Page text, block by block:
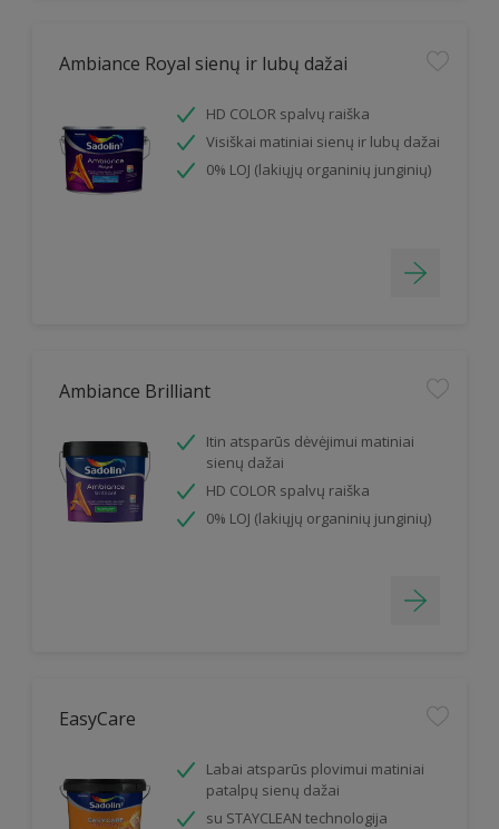
Ambiance Royal sienų ir lubų dažai
HD COLOR spalvų raiška
Visiškai matiniai sienų ir lubų dažai
0% LOJ (lakiųjų organinių junginių)
Ambiance Brilliant
Itin atsparūs dėvėjimui matiniai
sienų dažai
HD COLOR spalvų raiška
0% LOJ (lakiųjų organinių junginių)
EasyCare
Labai atsparūs plovimui matiniai
patalpų sienų dažai
su STAYCLEAN technologija